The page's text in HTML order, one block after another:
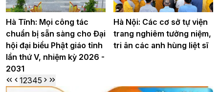
Hà Tĩnh: Mọi công tác
chuẩn bị sẵn sàng cho Đại
hội đại biểu Phật giáo tỉnh
lần thứ V, nhiệm kỳ 2026 -
2031
Hà Nội: Các cơ sở tự viện
trang nghiêm tưởng niệm,
tri ân các anh hùng liệt sĩ
12345